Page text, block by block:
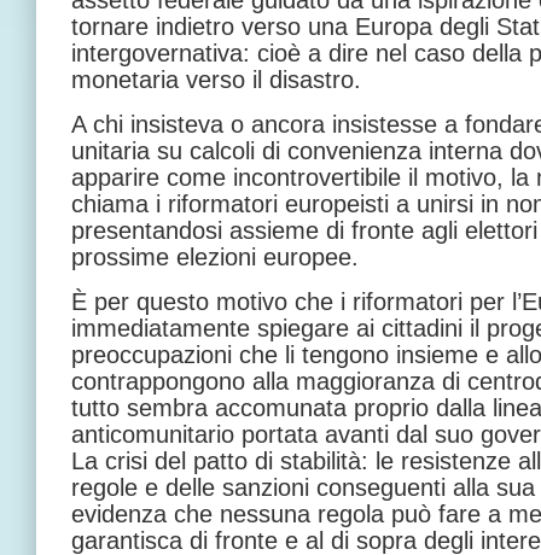
tornare indietro verso una Europa degli
intergovernativa: cioè a dire nel caso della
monetaria verso il disastro.
A chi insisteva o ancora insistesse a
unitaria su calcoli di convenienza interna
apparire come incontrovertibile il motivo, la
chiama i riformatori europeisti a unirsi in
presentandosi assieme di fronte agli
prossime elezioni europee.
È per questo motivo che i riformatori per
immediatamente spiegare ai cittadini il
preoccupazioni che li tengono insieme e
contrappongono alla maggioranza di
tutto sembra accomunata proprio dalla
anticomunitario portata avanti dal suo
La crisi del patto di stabilità: le resistenze
regole e delle sanzioni conseguenti alla
evidenza che nessuna regola può fare a
garantisca di fronte e al di sopra degli